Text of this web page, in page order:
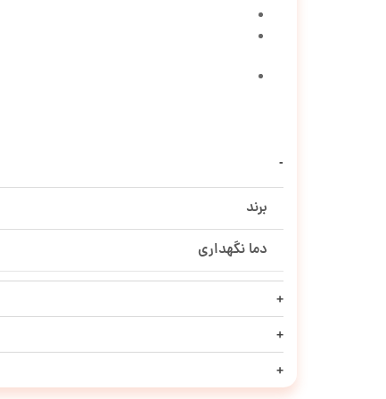
برند
دما نگهداری